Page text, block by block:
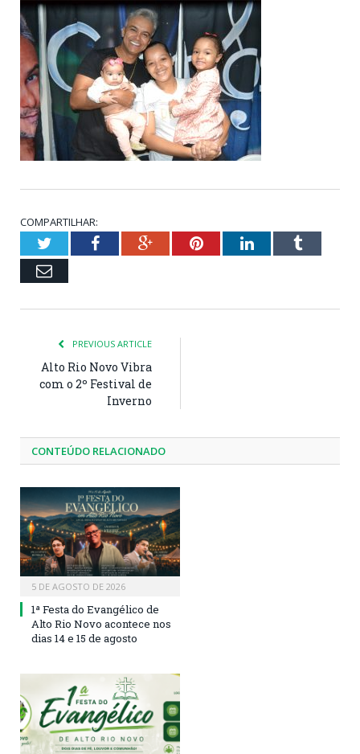
COMPARTILHAR:
TwitterFacebookGoogle+PinterestLinkedInTumblr
Email
PREVIOUS ARTICLE
Alto Rio Novo Vibra
com o 2º Festival de
Inverno
CONTEÚDO RELACIONADO
5 DE AGOSTO DE 2026
1ª Festa do Evangélico de
Alto Rio Novo acontece nos
dias 14 e 15 de agosto